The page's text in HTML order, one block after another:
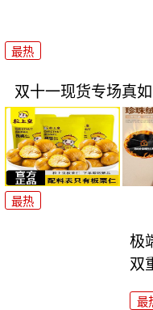
最热
双十一现货专场真
最热
极
双
最